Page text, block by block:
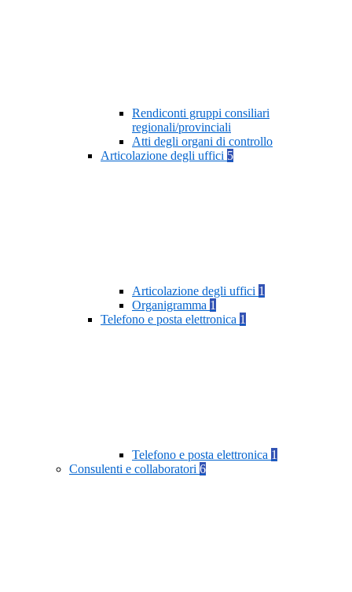
Rendiconti gruppi consiliari
regionali/provinciali
Atti degli organi di controllo
Articolazione degli uffici 5
Articolazione degli uffici 1
Organigramma 1
Telefono e posta elettronica 1
Telefono e posta elettronica 1
Consulenti e collaboratori 6